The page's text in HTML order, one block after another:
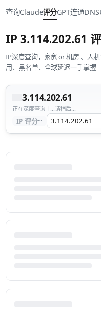
查询Claude评分GPT连通DNS
IP 3.114.202.61
IP深度查询，家宽 or 机房 、人
用、黑名单、全球延迟一手掌握
3.114.202.61
正在深度查询中...请稍后...
IP 评分··